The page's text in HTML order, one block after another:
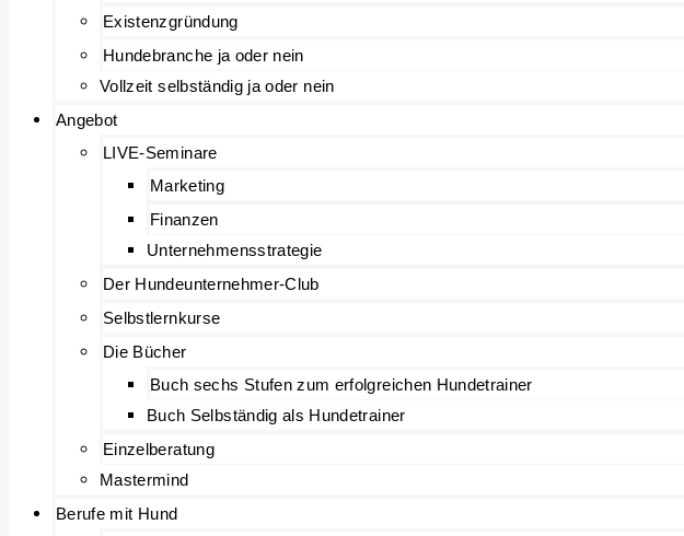
Existenzgründung
Hundebranche ja oder nein
Vollzeit selbständig ja oder nein
Angebot
LIVE-Seminare
Marketing
Finanzen
Unternehmensstrategie
Der Hundeunternehmer-Club
Selbstlernkurse
Die Bücher
Buch sechs Stufen zum erfolgreichen Hundetrainer
Buch Selbständig als Hundetrainer
Einzelberatung
Mastermind
Berufe mit Hund